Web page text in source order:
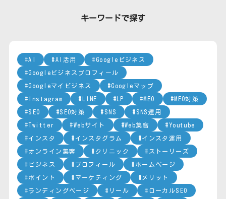
キーワードで探す
AI AI活用 Googleビジネス
Googleビジネスプロフィール
Googleマイビジネス Googleマップ
Instagram LINE LP MEO MEO対策
SEO SEO対策 SNS SNS運用
Twitter Webサイト Web集客 Youtube
インスタ インスタグラム インスタ運用
オンライン集客 クリニック ストーリーズ
ビジネス プロフィール ホームページ
ポイント マーケティング メリット
ランディングページ リール ローカルSEO